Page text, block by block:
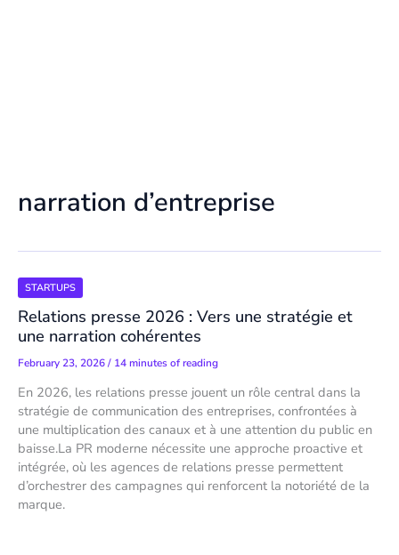
narration d’entreprise
STARTUPS
Relations presse 2026 : Vers une stratégie et
une narration cohérentes
February 23, 2026/ 14 minutes of reading
En 2026, les relations presse jouent un rôle central dans la
stratégie de communication des entreprises, confrontées à
une multiplication des canaux et à une attention du public en
baisse.La PR moderne nécessite une approche proactive et
intégrée, où les agences de relations presse permettent
d’orchestrer des campagnes qui renforcent la notoriété de la
marque.